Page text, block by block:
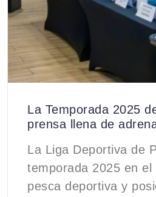
La Temporada 2025
prensa llena de
La Liga Deportiva de
temporada 2025 en
pesca deportiva y